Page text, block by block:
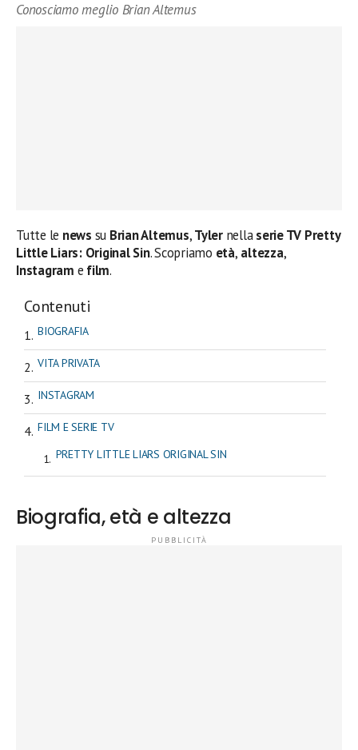
Conosciamo meglio Brian Altemus
Tutte le news su Brian Altemus,Tyler nellaserie TV Pretty
Little Liars: Original Sin. Scopriamo età, altezza,
Instagram e film.
Contenuti
BIOGRAFIA
VITA PRIVATA
INSTAGRAM
FILM E SERIE TV
PRETTY LITTLE LIARS ORIGINAL SIN
Biografia, età e altezza